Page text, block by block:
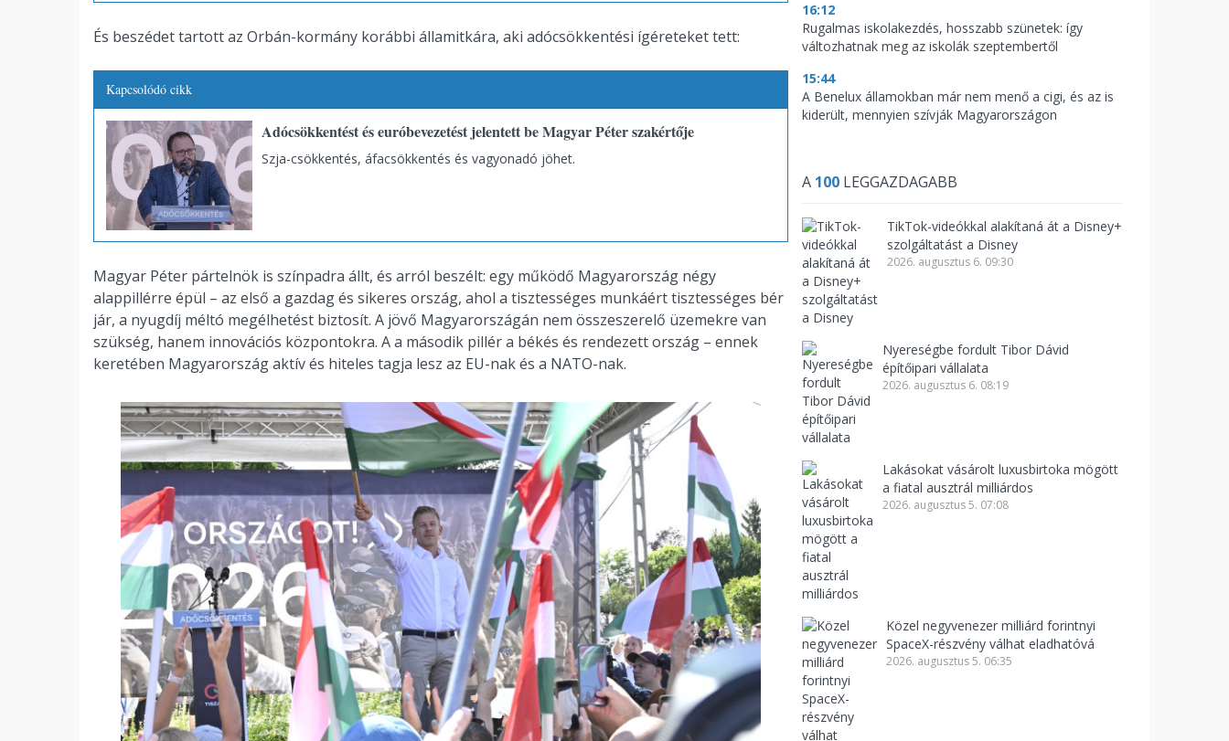
És beszédet tartott az Orbán-kormány korábbi államitkára, aki adócsökkentési ígéreteket tett:
Kapcsolódó cikk
Adócsökkentést és euróbevezetést jelentett be Magyar Péter szakértője
Szja-csökkentés, áfacsökkentés és vagyonadó jöhet.
Magyar Péter pártelnök is színpadra állt, és arról beszélt: egy működő Magyarország négy
alappillérre épül – az első a gazdag és sikeres ország, ahol a tisztességes munkáért tisztességes bér
jár, a nyugdíj méltó megélhetést biztosít. A jövő Magyarországán nem összeszerelő üzemekre van
szükség, hanem innovációs központokra. A a második pillér a békés és rendezett ország – ennek
keretében Magyarország aktív és hiteles tagja lesz az EU-nak és a NATO-nak.
16:12
Rugalmas iskolakezdés, hosszabb szünetek: így
változhatnak meg az iskolák szeptembertől
15:44
A Benelux államokban már nem menő a cigi, és az is
kiderült, mennyien szívják Magyarországon
A 100 LEGGAZDAGABB
TikTok-videókkal alakítaná át a Disney+
szolgáltatást a Disney
2026. augusztus 6. 09:30
Nyereségbe fordult Tibor Dávid
építőipari vállalata
2026. augusztus 6. 08:19
Lakásokat vásárolt luxusbirtoka mögött
a fiatal ausztrál milliárdos
2026. augusztus 5. 07:08
Közel negyvenezer milliárd forintnyi
SpaceX-részvény válhat eladhatóvá
2026. augusztus 5. 06:35